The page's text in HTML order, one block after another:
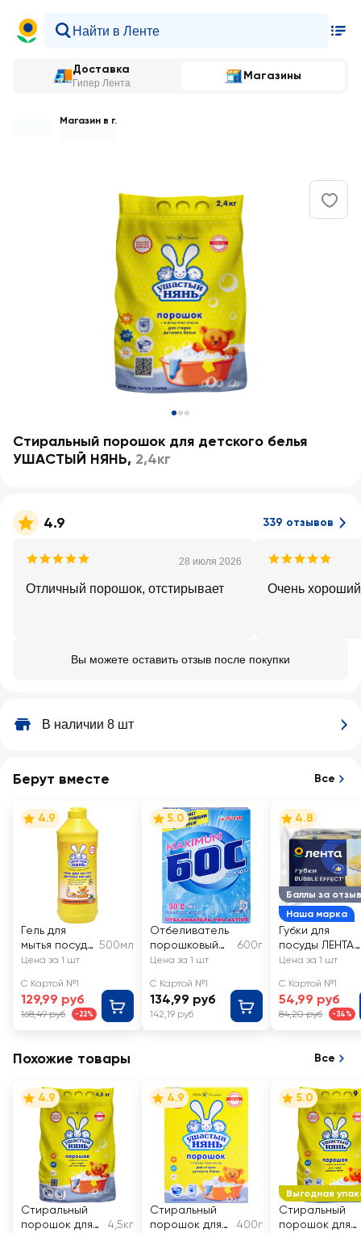
Доставка
Гипер Лента
Магазины
Магазин в г.
Стиральный порошок для детского белья
УШАСТЫЙ НЯНЬ, 2,4кг
4.9 339 отзывов
28 июля 2026
Отличный порошок, отстирывает Очень
Вы можете оставить отзыв после покупки
В наличии 8 шт
Берут вместе Все
4.9
Гель для
мытья посуды
детский
НЯНЬ с
экстрактом
ромашки и
500мл
Цена за 1 шт
С Картой №1
129,99 руб
168,49 руб -22%
5.0
Отбеливатель
порошковый
БОС Плюс
600г
Цена за 1 шт
С Картой №1
134,99 руб
142,19 руб
Баллы за отзыв
Наша марка
4.8
Губки для
посуды ЛЕНТА
Bubble effect
Цена за 1 шт
С Картой №1
54,99 руб
84,20 руб -34%
Похожие товары Все
4.9
Стиральный
порошок для
4,5кг
4.9
Стиральный
порошок для
400г
Выгодная
5.0
Стиральный
порошок для